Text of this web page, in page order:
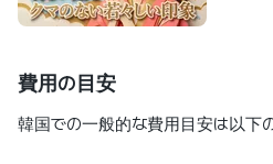
費用の目安
韓国での一般的な費用目安は以下